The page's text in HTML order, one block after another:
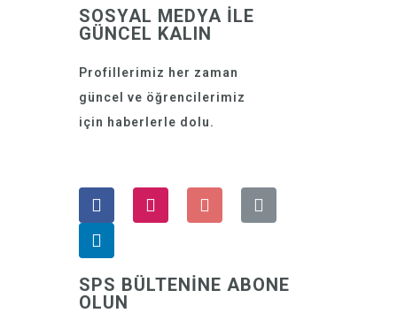
SOSYAL MEDYA İLE
GÜNCEL KALIN
Profillerimiz her zaman
güncel ve öğrencilerimiz
için haberlerle dolu.
SPS BÜLTENİNE ABONE
OLUN